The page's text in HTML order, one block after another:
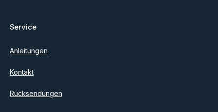
Service
Anleitungen
Kontakt
Rücksendungen